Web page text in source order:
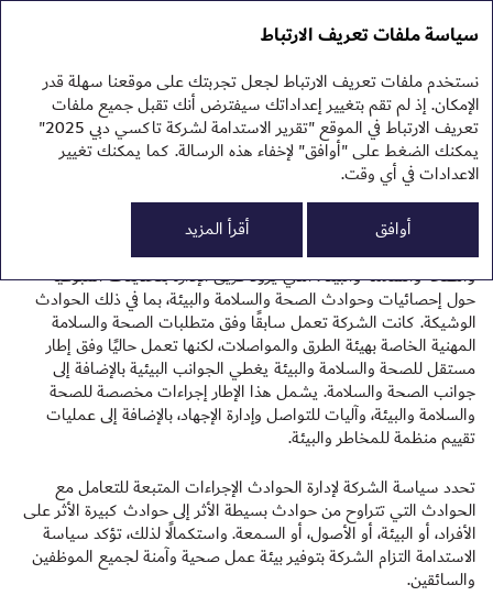
التقرير السنوي 2025
تقرير الاستدامة 2025
الصحة والسلامة
إدارة الصحة والسلامة
تدير شركة تاكسي دبي منظومة الصحة والسلامة من خلال قسم الجودة
والصحة والسلامة والبيئة، الذي يزّود فريق الإدارة بتحديثات أسبوعية
حول إحصائيات وحوادث الصحة والسلامة والبيئة، بما في ذلك الحوادث
الوشيكة. كانت الشركة تعمل سابقًا وفق متطلبات الصحة والسلامة
المهنية الخاصة بهيئة الطرق والمواصلات، لكنها تعمل حاليًا وفق إطار
مستقل للصحة والسلامة والبيئة يغطي الجوانب البيئية بالإضافة إلى
جوانب الصحة والسلامة. يشمل هذا الإطار إجراءات مخصصة للصحة
والسلامة والبيئة، وآليات للتواصل وإدارة الإجهاد، بالإضافة إلى عمليات
تقييم منظمة للمخاطر والبيئة.
تحدد سياسة الشركة لإدارة الحوادث الإجراءات المتبعة للتعامل مع
الحوادث التي تتراوح من حوادث بسيطة الأثر إلى حوادث كبيرة الأثر على
الأفراد، أو البيئة، أو الأصول، أو السمعة. واستكمالًا لذلك، تؤكد سياسة
الاستدامة التزام الشركة بتوفير بيئة عمل صحية وآمنة لجميع الموظفين
والسائقين.
سياسة ملفات تعريف الارتباط
نستخدم ملفات تعريف الارتباط لجعل تجربتك على موقعنا سهلة قدر
الإمكان. إذ لم تقم بتغيير إعداداتك سيفترض أنك تقبل جميع ملفات
تعريف الارتباط في الموقع "تقرير الاستدامة لشركة تاكسي دبي 2025"
يمكنك الضغط على "أوافق" لإخفاء هذه الرسالة. كما يمكنك تغيير
الاعدادات في أي وقت.
أوافق
أقرأ المزيد